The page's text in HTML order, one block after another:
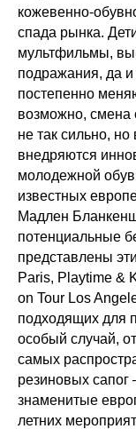
кожевенно-
спада рынка.
мультфильмы,
подражания, да
постепенно
возможно, смена
не так сильно,
внедряются
молодежной
известных
Мадлен
потенциальные
представлены
Paris, Playtime &
on Tour Los
подходящих для
особый случай,
самых
резиновых сапог
знаменитые
летних